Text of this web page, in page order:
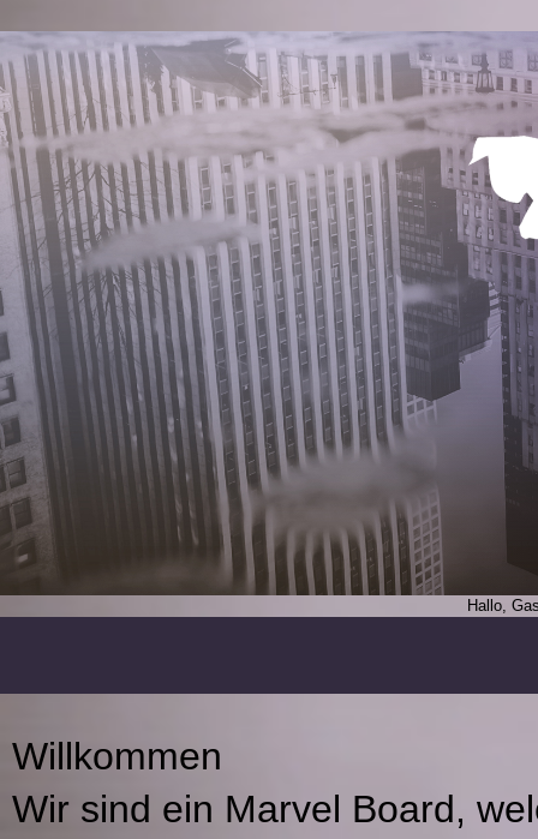
Hallo,
Willkommen
Wir sind ein Marvel Board,